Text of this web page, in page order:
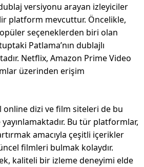
versiyonu arayan izleyiciler
platform mevcuttur. Öncelikle,
seçeneklerden biri olan
Patlama’nın dublajlı
Netflix, Amazon Prime Video
üzerinden erişim
online dizi ve film siteleri de bu
Bu tür platformlar,
amacıyla çeşitli içerikler
filmleri bulmak kolaydır.
kaliteli bir izleme deneyimi elde